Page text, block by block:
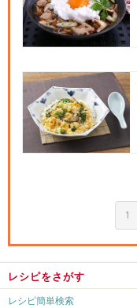
1
レシピをさがす
レシピ簡単検索